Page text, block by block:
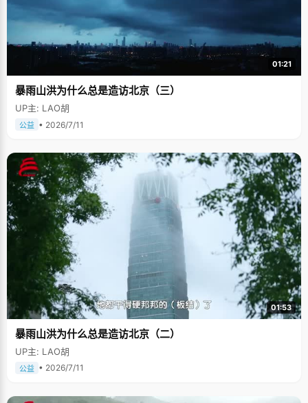
01:21
暴雨山洪为什么总是造访北京（三）
UP主: LAO胡
公益 • 2026/7/11
01:53
暴雨山洪为什么总是造访北京（二）
UP主: LAO胡
公益 • 2026/7/11